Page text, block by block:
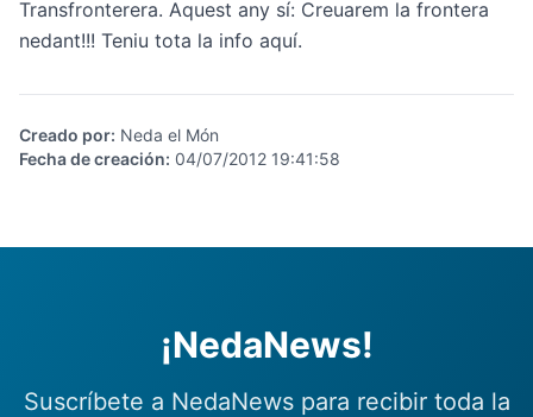
Transfronterera. Aquest any sí: Creuarem la frontera
nedant!!! Teniu tota la info aquí.
Creado por: Neda el Món
Fecha de creación: 04/07/2012 19:41:58
¡NedaNews!
Suscríbete a NedaNews para recibir toda la